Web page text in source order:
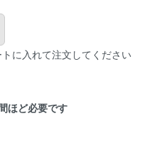
に入れて注文してください
ほど必要です